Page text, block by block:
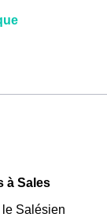
à Sales
Salésien